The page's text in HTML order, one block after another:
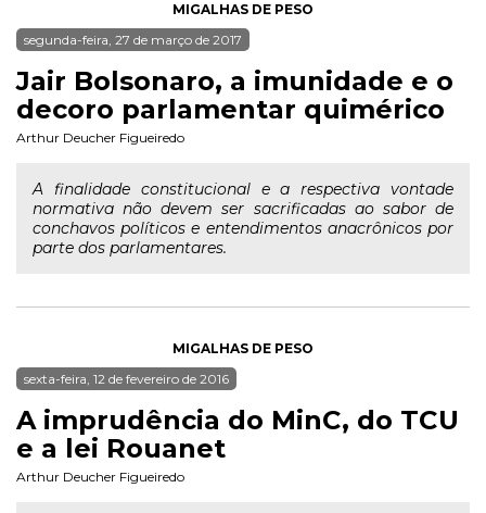
MIGALHAS DE PESO
segunda-feira, 27 de março de 2017
Jair Bolsonaro, a imunidade e o
decoro parlamentar quimérico
Arthur Deucher Figueiredo
A finalidade constitucional e a respectiva vontade
normativa não devem ser sacrificadas ao sabor de
conchavos políticos e entendimentos anacrônicos por
parte dos parlamentares.
MIGALHAS DE PESO
sexta-feira, 12 de fevereiro de 2016
A imprudência do MinC, do TCU
e a lei Rouanet
Arthur Deucher Figueiredo